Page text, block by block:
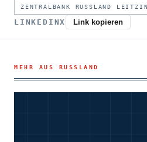
ZENTRALBANK RUSSLAND
LINKEDINX Link kopieren
MEHR AUS RUSSLAND